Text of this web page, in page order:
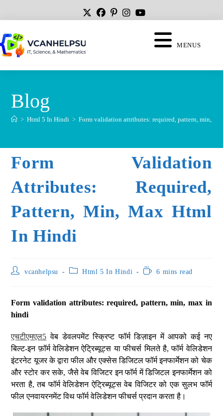
MENUS
Blog
> Html 5 In Hindi > Form validation attributes: required, pattern, min,
Form Validation
Attributes: Required,
Pattern, Min, Max Html
In Hindi
vcanhelpsu Html 5 In Hindi 6 mins read
Form validation attributes: required, pattern, min, max in
hindi
एचटीएमएल5 वेब डेवलपमेंट स्क्रिप्ट फॉर्म डिज़ाइन में आपको कई नए
बिल्ट-इन फ़ॉर्म वेलिडेशन ऐट्रिब्यूट्स या फीचर्स मिलते है, फॉर्म वेलिडेशन
इंटरनेट यूजर के द्वारा फील और एक्सेस डिजिटल फॉर्म इनफार्मेशन को चेक
और स्टोर कर सके, जैसे वेब विजिटर इन फॉर्म में डिजिटल इनफार्मेशन को
भरता है, तब फॉर्म वेलिडेशन ऐट्रिब्यूट्स वेब विजिटर को एक सुलभ फॉर्म
फील एनवायरनमेंट विथ फॉर्म वेलिडेशन फीचर्स प्रदान करता है।